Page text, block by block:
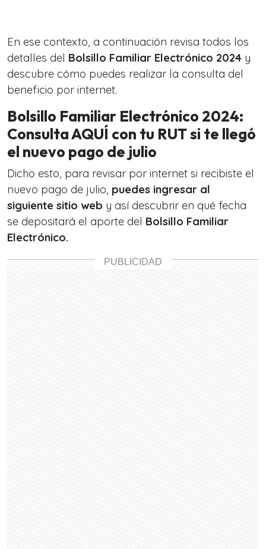
En ese contexto, a continuación revisa todos los
detalles del Bolsillo Familiar Electrónico 2024 y
descubre cómo puedes realizar la consulta del
beneficio por internet.
Bolsillo Familiar Electrónico 2024:
Consulta AQUÍ con tu RUT si te llegó
el nuevo pago de julio
Dicho esto, para revisar por internet si recibiste el
nuevo pago de julio, puedes ingresar al
siguiente sitio web y así descubrir en qué fecha
se depositará el aporte del Bolsillo Familiar
Electrónico.